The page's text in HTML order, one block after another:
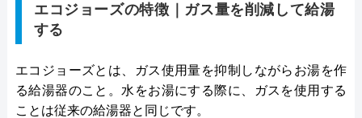
エコジョーズの特徴｜ガス量を削減して給湯
する
エコジョーズとは、ガス使用量を抑制しながらお湯を作
る給湯器のこと。水をお湯にする際に、ガスを使用する
ことは従来の給湯器と同じです。